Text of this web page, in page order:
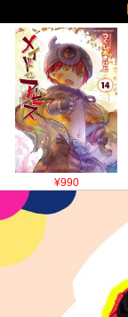
¥990